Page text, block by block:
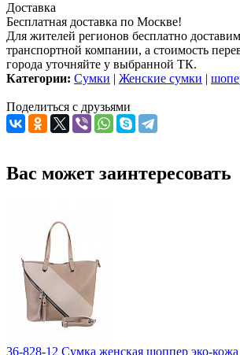
Доставка
Бесплатная доставка по Москве!
Для жителей регионов бесплатно
транспортной компании, а стоимость
города уточняйте у выбранной ТК.
Категории: Сумки | Женские сумки |
Поделиться с друзьями
Вас может заинтересовать
36-828-12 Сумка женская шоппер эко-кожа